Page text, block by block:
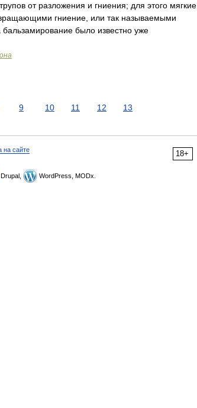
от разложения и гниения; для этого мягкие
гниение, или так называемыми
было известно уже
9 10 11 12 13
18+
на сайте
Drupal, WordPress, MODx.